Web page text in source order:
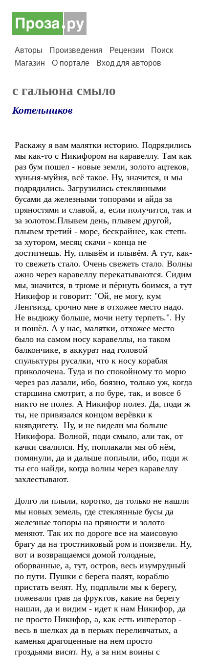
Авторы Произведения Рецензии
Поиск
Магазин
О портале Вход для авторов
с гальюна смыло
Котельников
Раскажу я вам малятки историю. Подрядились
мы как-то с Никифором на каравеллу. Там как
раз бум пошел - новые земли, золото ацтеков,
хуньня-муйня, всё такое. Ну, значится, и мы
подрядились. Загрузились стеклянными
бусами да железными топорами и айда за
пряностями и славой, а, если получится, так и
за золотом.Плывем день, плывем другой,
плывем третий - море, бескрайнее, как степь
за хутором, месяц скачи - конца не
достигнешь. Ну, плывём и плывём. А тут, как-
то свежеть стало. Очень свежеть стало. Волны
ажно через каравеллу перекатываются. Сидим
мы, значится, в трюме и пёрнуть боимся, а тут
Никифор и говорит: "Ой, не могу, кум
Ленгвизд, срочно мне в отхожее место надо.
Не выдюжу больше, мочи нету терпеть.". Ну
и пошёл. А у нас, малятки, отхожее место
было на самом носу каравеллы, на таком
балкончике, в аккурат над головой
спульктуры русалки, что к носу корабля
приколочена. Туда и по спокойному то морю
через раз лазали, ибо, боязно, только уж, когда
старшина смотрит, а по буре, так, и вовсе б
никто не полез. А Никифор полез. Да, поди ж
ты, не привязался концом верёвки к
княвдигету. Ну, и не видели мы больше
Никифора. Волной, поди смыло, али так, от
качки свалился. Ну, поплакали мы об нём,
помянули, да и дальше поплыли, ибо, поди ж
ты его найди, когда волны через каравеллу
захлестывают.
Долго ли плыли, коротко, да только не нашли
мы новых земель, где стеклянные бусы да
железные топоры на пряности и золото
меняют. Так их по дороге все на маисовую
брагу да на тростниковый ром и поизвели. Ну,
вот и возвращаемся домой голодные,
оборванные, а, тут, остров, весь изумрудный
по пути. Пушки с берега палят, кораблю
пристать велят. Ну, подплыли мы к берегу,
пожевали трав да фруктов, какие на берегу
нашли, да и видим - идет к нам Никифор, да
не просто Никифор, а, как есть инператор -
весь в шелках да в перьях переливчатых, а
каменья драгоценные на нем просто
гроздьями висят. Ну, а за ним воины с